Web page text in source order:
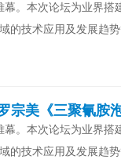
。本次论坛为业界搭
的技术应用及发展趋
宗美《​三聚氰胺
。本次论坛为业界搭
的技术应用及发展趋